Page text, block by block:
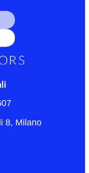
8, Milano